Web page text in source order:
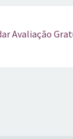
Avaliação